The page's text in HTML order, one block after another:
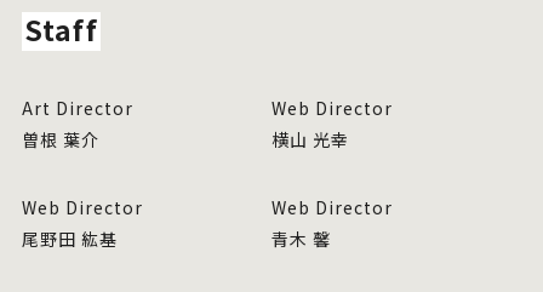
Staff
Art Director
曽根 葉介
Web Director
横山 光幸
Web Director
尾野田 紘基
Web Director
青木 馨